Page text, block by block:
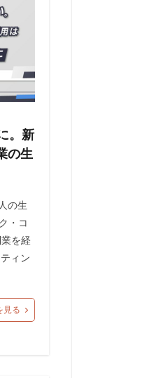
。新
の生
の生
・コ
を経
ィン
見る